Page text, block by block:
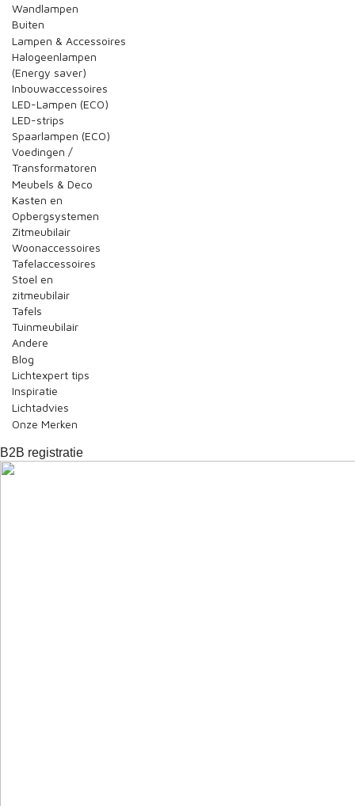
Wandlampen
Buiten
Lampen & Accessoires
Halogeenlampen
(Energy saver)
Inbouwaccessoires
LED-Lampen (ECO)
LED-strips
Spaarlampen (ECO)
Voedingen /
Transformatoren
Meubels & Deco
Kasten en
Opbergsystemen
Zitmeubilair
Woonaccessoires
Tafelaccessoires
Stoel en
zitmeubilair
Tafels
Tuinmeubilair
Andere
Blog
Lichtexpert tips
Inspiratie
Lichtadvies
Onze Merken
B2B registratie